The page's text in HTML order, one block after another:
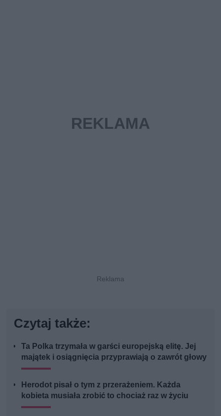
Czytaj także:
Ta Polka trzymała w garści europejską elitę. Jej
majątek i osiągnięcia przyprawiają o zawrót głowy
Herodot pisał o tym z przerażeniem. Każda
kobieta musiała zrobić to chociaż raz w życiu